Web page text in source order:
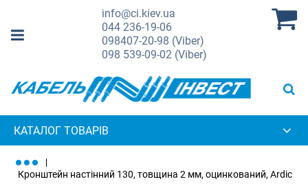
info@ci.kiev.ua
044236-19-06
098407-20-98 (Viber)
098 539-09-02 (Viber)
КАТАЛОГ ТОВАРІВ
Кронштейн настінний 130, товщина 2 мм, оцинкований, Ardic